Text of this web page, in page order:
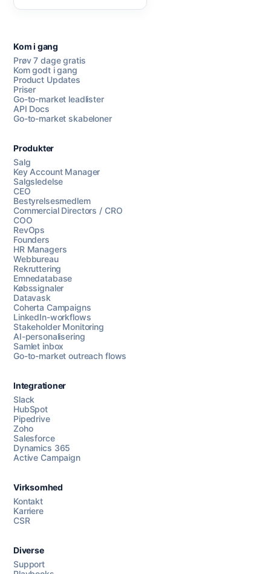
Chat med os
AI Campaign Assist
Kom i gang
Prøv 7 dage gratis
Kom godt i gang
Product Updates
Priser
Go-to-market leadlister
API Docs
Go-to-market skabeloner
Produkter
Salg
Key Account Manager
Salgsledelse
CEO
Bestyrelsesmedlem
Commercial Directors / CRO
COO
RevOps
Founders
HR Managers
Webbureau
Rekruttering
Emnedatabase
Købssignaler
Datavask
Coherta Campaigns
LinkedIn-workflows
Stakeholder Monitoring
AI-personalisering
Samlet inbox
Go-to-market outreach flows
Integrationer
Slack
HubSpot
Pipedrive
Zoho
Salesforce
Dynamics 365
Active Campaign
Virksomhed
Kontakt
Karriere
CSR
Diverse
Support